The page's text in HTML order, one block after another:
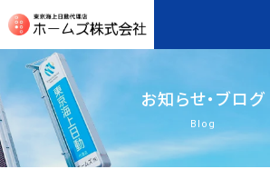
お知らせ・ブログ
Blog